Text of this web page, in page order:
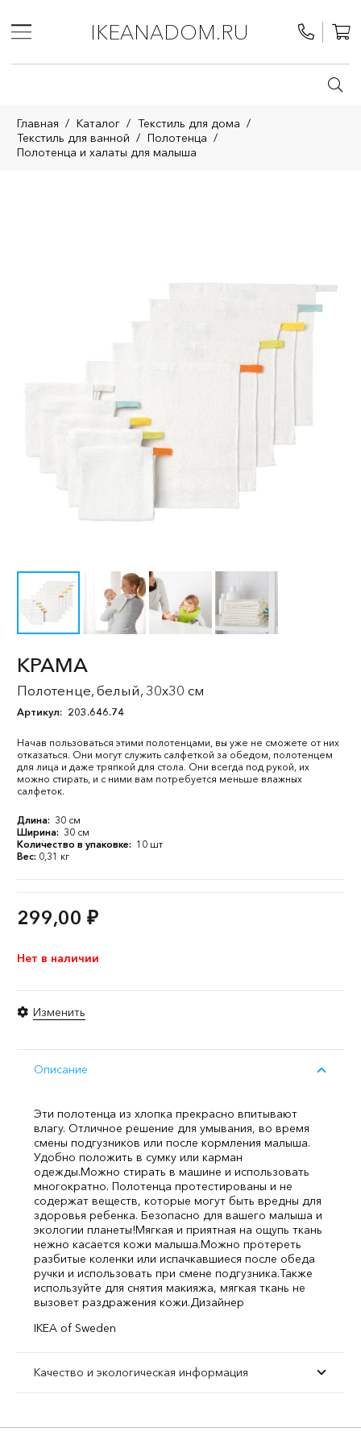
IKEANADOM.RU
Главная / Каталог / Текстиль для дома /
Текстиль для ванной / Полотенца /
Полотенца и халаты для малыша
КРАМА
Полотенце, белый, 30x30 см
Артикул: 203.646.74
Начав пользоваться этими полотенцами, вы уже не сможете от них
отказаться. Они могут служить салфеткой за обедом, полотенцем
для лица и даже тряпкой для стола. Они всегда под рукой, их
можно стирать, и с ними вам потребуется меньше влажных
салфеток.
Длина: 30 см
Ширина: 30 см
Количество в упаковке: 10 шт
Вес: 0,31 кг
299,00 ₽
Нет в наличии
Изменить
Описание
Эти полотенца из хлопка прекрасно впитывают
влагу. Отличное решение для умывания, во время
смены подгузников или после кормления малыша.
Удобно положить в сумку или карман
одежды.Можно стирать в машине и использовать
многократно. Полотенца протестированы и не
содержат веществ, которые могут быть вредны для
здоровья ребенка. Безопасно для вашего малыша и
экологии планеты!Мягкая и приятная на ощупь ткань
нежно касается кожи малыша.Можно протереть
разбитые коленки или испачкавшиеся после обеда
ручки и использовать при смене подгузника.Также
используйте для снятия макияжа, мягкая ткань не
вызовет раздражения кожи.Дизайнер
IKEA of Sweden
Качество и экологическая информация